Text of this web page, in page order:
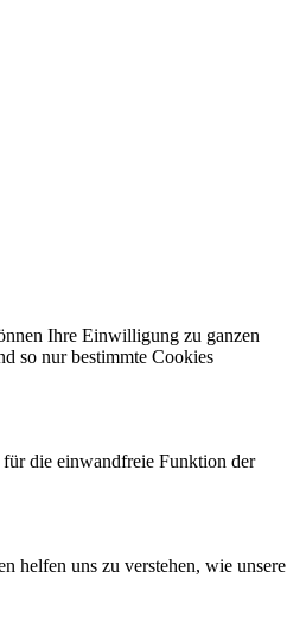
Ihre Einwilligung zu ganzen
so nur bestimmte Cookies
die einwandfreie Funktion der
helfen uns zu verstehen, wie unsere